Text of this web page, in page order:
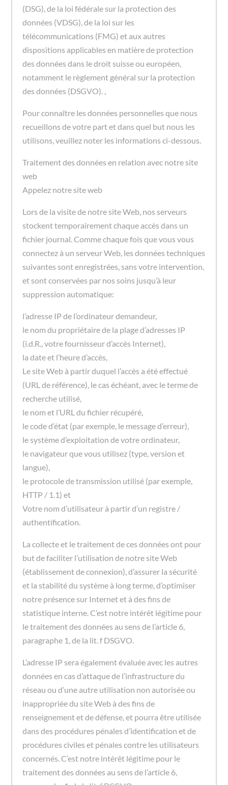
(DSG), de la loi fédérale sur la protection des
données (VDSG), de la loi sur les
télécommunications (FMG) et aux autres
dispositions applicables en matière de protection
des données dans le droit suisse ou européen,
notamment le règlement général sur la protection
des données (DSGVO). ,
Pour connaître les données personnelles que nous
recueillons de votre part et dans quel but nous les
utilisons, veuillez noter les informations ci-dessous.
Traitement des données en relation avec notre site
web
Appelez notre site web
Lors de la visite de notre site Web, nos serveurs
stockent temporairement chaque accès dans un
fichier journal. Comme chaque fois que vous vous
connectez à un serveur Web, les données techniques
suivantes sont enregistrées, sans votre intervention,
et sont conservées par nos soins jusqu’à leur
suppression automatique:
l’adresse IP de l’ordinateur demandeur,
le nom du propriétaire de la plage d’adresses IP
(i.d.R., votre fournisseur d’accès Internet),
la date et l’heure d’accès,
Le site Web à partir duquel l’accès a été effectué
(URL de référence), le cas échéant, avec le terme de
recherche utilisé,
le nom et l’URL du fichier récupéré,
le code d’état (par exemple, le message d’erreur),
le système d’exploitation de votre ordinateur,
le navigateur que vous utilisez (type, version et
langue),
le protocole de transmission utilisé (par exemple,
HTTP / 1.1) et
Votre nom d’utilisateur à partir d’un registre /
authentification.
La collecte et le traitement de ces données ont pour
but de faciliter l’utilisation de notre site Web
(établissement de connexion), d’assurer la sécurité
et la stabilité du système à long terme, d’optimiser
notre présence sur Internet et à des fins de
statistique interne. C’est notre intérêt légitime pour
le traitement des données au sens de l’article 6,
paragraphe 1, de la lit. f DSGVO.
L’adresse IP sera également évaluée avec les autres
données en cas d’attaque de l’infrastructure du
réseau ou d’une autre utilisation non autorisée ou
inappropriée du site Web à des fins de
renseignement et de défense, et pourra être utilisée
dans des procédures pénales d’identification et de
procédures civiles et pénales contre les utilisateurs
concernés. C’est notre intérêt légitime pour le
traitement des données au sens de l’article 6,